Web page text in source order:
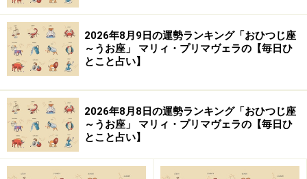
軌道に乗りやすくなるでしょう。ライフスタイルはナチ
ュラルに。週末だけ田舎暮らしをするなど、オンとオフ
を明確に分けると充実度が高まります。
ランクアップのための挑戦を。
金運も、貯蓄モードへ。しっかりお金を増やして。
2026年8月9日の運勢ランキング「おひつじ座
～うお座」 マリィ・プリマヴェラの【毎日ひ
とこと占い】
2026年8月8日の運勢ランキング「おひつじ座
～うお座」 マリィ・プリマヴェラの【毎日ひ
とこと占い】